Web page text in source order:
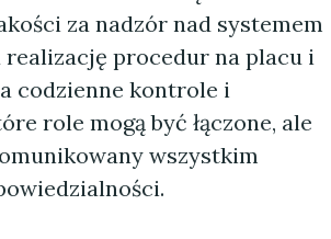
za nadzór nad systemem
procedur na placu i
codzienne kontrole i
role mogą być łączone, ale
wszystkim